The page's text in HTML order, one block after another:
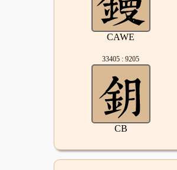
CAWE
33405 : 9205
CB